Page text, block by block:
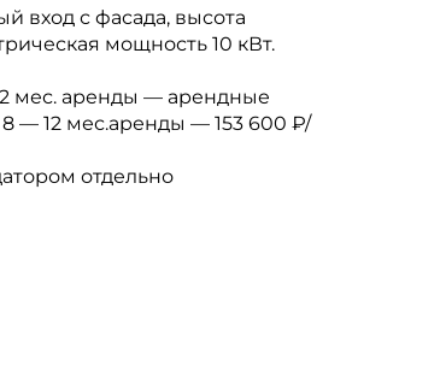
вход с фасада, высота
мощность 10 кВт.
мес. аренды — арендные
— 12 мес.аренды — 153 600 ₽/
отдельно